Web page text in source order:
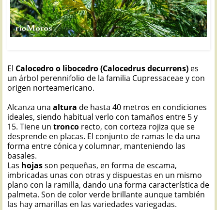
El Calocedro o libocedro (Calocedrus decurrens) es
un árbol perennifolio de la familia Cupressaceae y con
origen norteamericano.
Alcanza una altura de hasta 40 metros en condiciones
ideales, siendo habitual verlo con tamaños entre 5 y
15. Tiene un tronco recto, con corteza rojiza que se
desprende en placas. El conjunto de ramas le da una
forma entre cónica y columnar, manteniendo las
basales.
Las hojasson pequeñas, en forma de escama,
imbricadas unas con otras y dispuestas en un mismo
plano con la ramilla, dando una forma característica de
palmeta. Son de color verde brillante aunque también
las hay amarillas en las variedades variegadas.